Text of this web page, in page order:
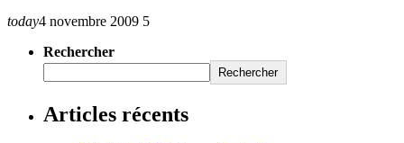
today4 novembre 2009 5
Rechercher
Rechercher
Articles récents